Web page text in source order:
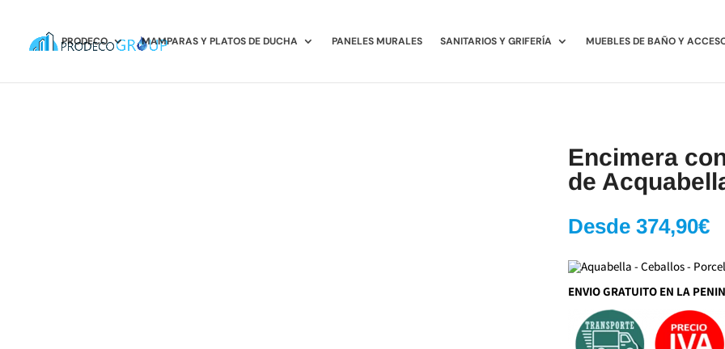
PRODECO MAMPARAS Y PLATOS DE DUCHA PANELES MURALES SANITARIOS Y GRIFERÍA MUEBLES DE BAÑO Y
Encimera
de
Desde 374,90€
ENVIO GRATUITO EN LA